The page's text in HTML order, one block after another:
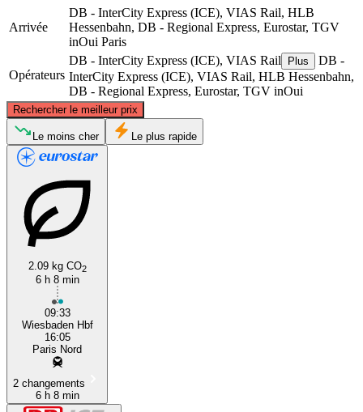
Arrivée
DB - InterCity Express (ICE), VIAS Rail, HLB
Hessenbahn, DB - Regional Express, Eurostar, TGV
inOui Paris
Opérateurs
DB - InterCity Express (ICE), VIAS Rail Plus
DB -
InterCity Express (ICE), VIAS Rail, HLB Hessenbahn,
DB - Regional Express, Eurostar, TGV inOui
Rechercher le meilleur prix
© CARTO, ©OpenStreetMapcontributors
Le moins cher Le plus rapide
2.09 kg CO2
6 h 8 min
09:33
Wiesbaden Hbf
16:05
Paris Nord
2 changements
6 h 8 min